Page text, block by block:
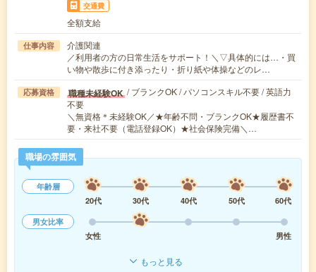
交通費
全額支給
仕事内容
介護関連
／利用者の方の日常生活をサポート！＼▽具体的には…・買
い物や散歩に付き添ったり・折り紙や体操などのレ…
応募資格 職種未経験OK / ブランクOK / パソコンスキル不要 / 英語力
不要
＼無資格＊未経験OK／★年齢不問・ブランクOK★履歴書不
要・来社不要（電話登録OK）★社会保険完備＼…
職場の雰囲気
年齢層
20代
30代 40代 50代
60代
男女比率
女性
男性
もっと見る